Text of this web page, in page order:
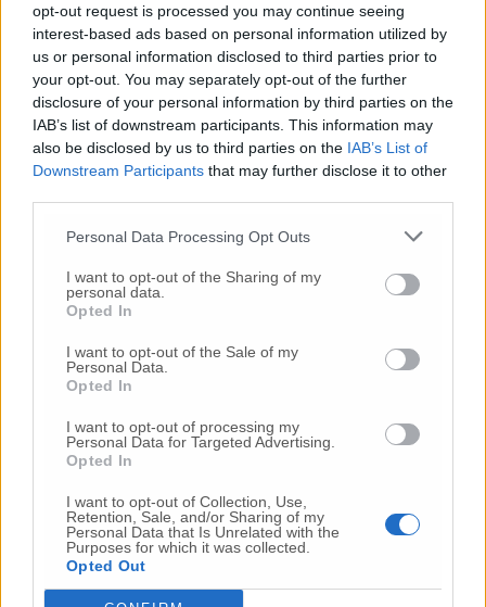
opt-out request is processed you may continue seeing
interest-based ads based on personal information utilized by
us or personal information disclosed to third parties prior to
your opt-out. You may separately opt-out of the further
disclosure of your personal information by third parties on the
IAB’s list of downstream participants. This information may
also be disclosed by us to third parties on the IAB’s List of
Downstream Participants that may further disclose it to other
Personal Data Processing Opt Outs
I want to opt-out of the Sharing of my
personal data.
Opted In
I want to opt-out of the Sale of my
Personal Data.
Opted In
I want to opt-out of processing my
Personal Data for Targeted Advertising.
Opted In
I want to opt-out of Collection, Use,
Retention, Sale, and/or Sharing of my
Personal Data that Is Unrelated with the
Purposes for which it was collected.
Opted Out
Commenti
Nessun commento presente
Commenta
Commenta l'articolo
Gli articoli più letti
-Bimbi costretti a colpirsi da soli
orrore all’asilo, arrestate due educatrici
-Luigia Fortunato,
-Femminicidio a Loreto.Donna uccisa a
coltellate.Fermato il compagno: “L’ho ammazzata”
-Scontro tra auto e moto a Numana:
gravissimo un centauroin eliambulanza a Torrette
24 Lug-Maltrattamenti all’asilo, parla il sindaco:
«Notifica arrivata in mattinata,